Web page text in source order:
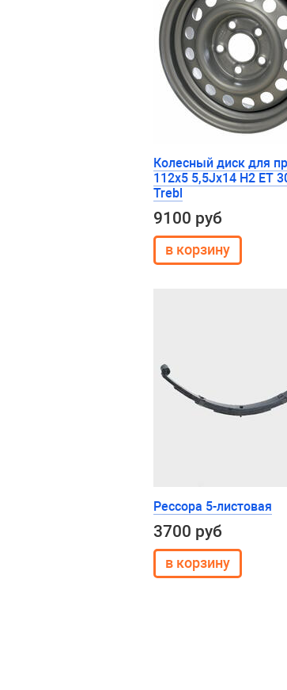
Колесный диск для
112x5 5,5Jx14 H2 ET
Trebl
9100 руб
Рессора 5-листовая
3700 руб